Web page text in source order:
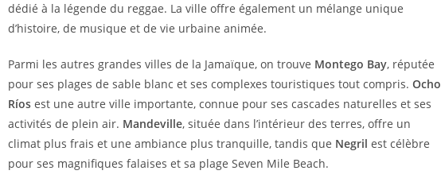
dédié à la légende du reggae. La ville offre également un mélange unique
d’histoire, de musique et de vie urbaine animée.
Parmi les autres grandes villes de la Jamaïque, on trouve Montego Bay, réputée
pour ses plages de sable blanc et ses complexes touristiques tout compris. Ocho
Ríos est une autre ville importante, connue pour ses cascades naturelles et ses
activités de plein air. Mandeville, située dans l’intérieur des terres, offre un
climat plus frais et une ambiance plus tranquille, tandis que Negril est célèbre
pour ses magnifiques falaises et sa plage Seven Mile Beach.